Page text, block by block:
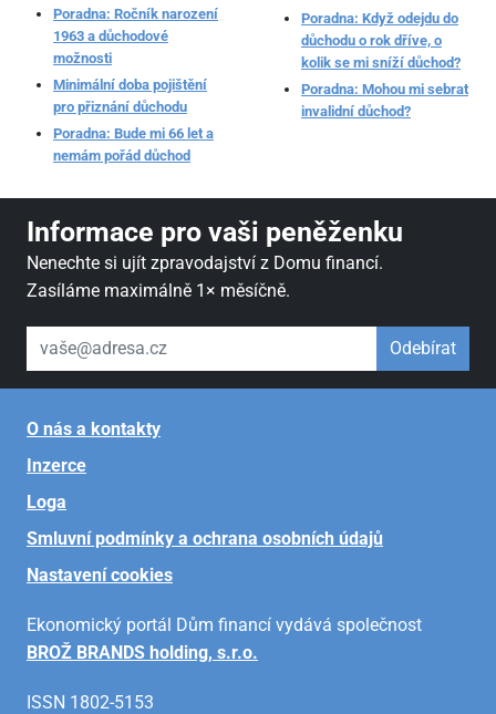
Poradna: Ročník narození
1963 a důchodové
možnosti
Minimální doba pojištění
pro přiznání důchodu
Poradna: Bude mi 66 let a
nemám pořád důchod
Poradna: Když odejdu do
důchodu o rok dříve, o
kolik se mi sníží důchod?
Poradna: Mohou mi sebrat
invalidní důchod?
Informace pro vaši peněženku
Nenechte si ujít zpravodajství z Domu financí.
Zasíláme maximálně 1× měsíčně.
váš email Odebírat
O nás a kontakty
Inzerce
Loga
Smluvní podmínky a ochrana osobních údajů
Nastavení cookies
Ekonomický portál Dům financí vydává společnost
BROŽ BRANDS holding, s.r.o.
ISSN 1802-5153